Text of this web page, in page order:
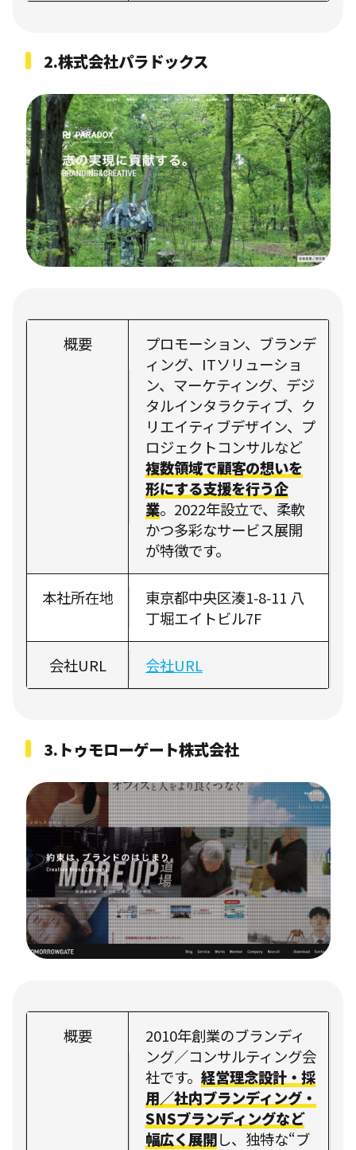
2.株式会社パラドックス
概要
プロモーション、ブランデ
ィング、ITソリューショ
ン、マーケティング、デジ
タルインタラクティブ、ク
リエイティブデザイン、プ
ロジェクトコンサルなど
複数領域で顧客の想いを
形にする支援を行う企
業。2022年設立で、柔軟
かつ多彩なサービス展開
が特徴です。
本社所在地
東京都中央区湊1‑8‑11 八
丁堀エイトビル7F
会社URL 会社URL
3.トゥモローゲート株式会社
概要
2010年創業のブランディ
ング／コンサルティング会
社です。経営理念設計・採
用／社内ブランディング・
SNSブランディングなど
幅広く展開し、独特な“ブ